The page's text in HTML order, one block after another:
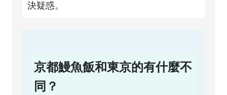
決疑惑。
京都鰻魚飯和東京的有什麼不
同？